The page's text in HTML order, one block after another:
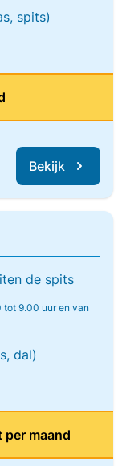
spits)
Bekijk
de spits
tot 9.00 uur en van
dal)
maand